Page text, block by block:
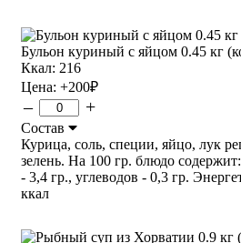
Бульон куриный с яйцом 0.45 кг
Ккал: 216
Цена: +200₽
– +
Состав
Курица, соль, специи, яйцо, лук
зелень. На 100 гр. блюдо
- 3,4 гр., углеводов - 0,3 гр.
ккал